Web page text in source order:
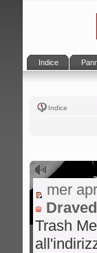
Indice
Indice
mer
Draved
Trash